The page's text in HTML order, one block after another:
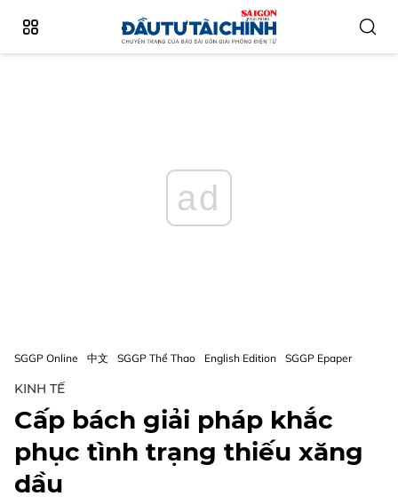
ad
SGGP Online 中文 SGGP Thể Thao English Edition SGGP Epaper
KINH TẾ
Cấp bách giải pháp khắc
phục tình trạng thiếu xăng
dầu